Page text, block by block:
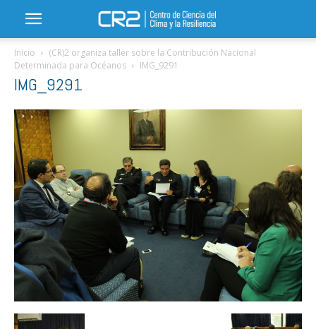
Inicio
(CR)2 organiza taller sobre la Contribución Nacional
Determinada para Océanos
IMG_9291
IMG_9291